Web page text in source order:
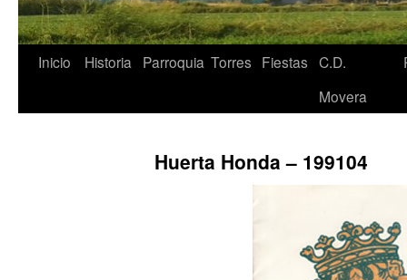
Inicio Historia Parroquia Torres Fiestas C.D.
Movera
Huerta Honda – 199104